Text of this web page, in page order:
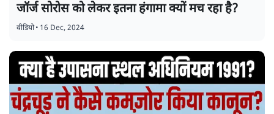
जॉर्ज सोरोस को लेकर इतना हंगामा क्यों मच रहा है?
वीडियो• 16 Dec, 2024